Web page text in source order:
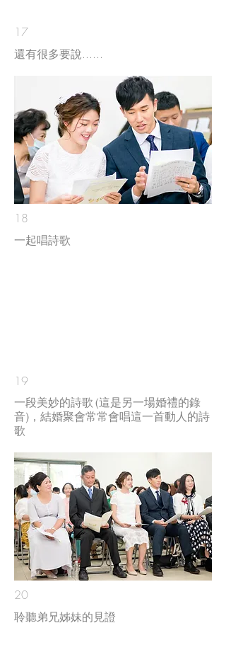
17
還有很多要說......
18
一起唱詩歌
19
一段美妙的詩歌 (這是另一場婚禮的錄
音)，結婚聚會常常會唱這一首動人的詩
歌
20
​聆聽弟兄姊妹的見證